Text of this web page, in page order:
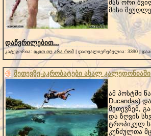
მას ორი
მისი
დაწვრილებით...
კატეგორია: იცით თუ არა რომ | დათვალიერებულია: 3390 |
მეთევზე-აკრობატები ახალ კალედონიაში
ამ პოსტში
Ducandas)
მეთევზემ,
და ზღვის
ტროპიკულ
კუნძულთა